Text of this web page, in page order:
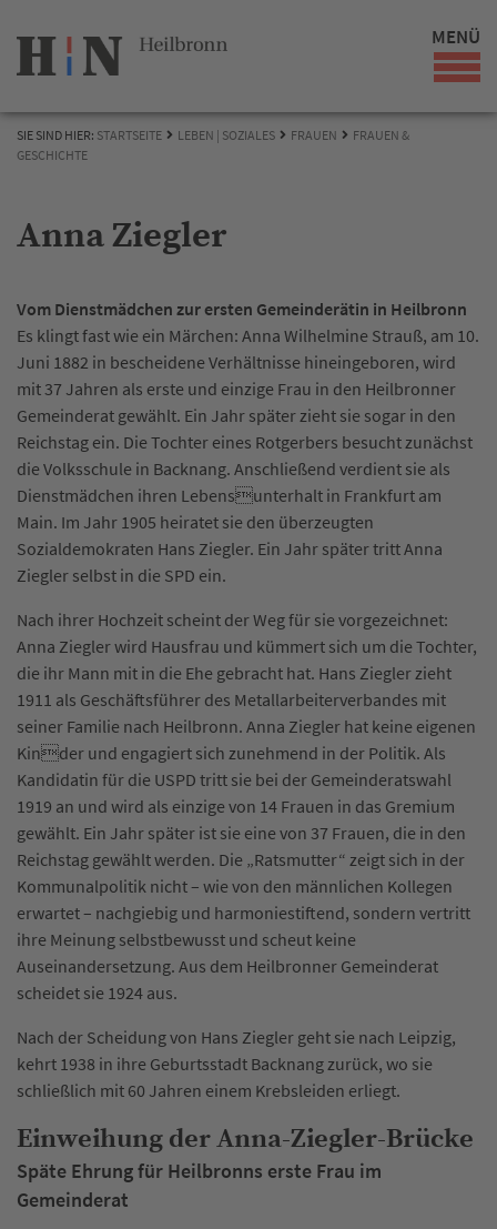
MENÜ
SIE SIND HIER: STARTSEITE LEBEN | SOZIALES FRAUEN
FRAUEN &
GESCHICHTE
Anna Ziegler
Vom Dienstmädchen zur ersten Gemeinderätin in Heilbronn
Es klingt fast wie ein Märchen: Anna Wilhelmine Strauß, am 10.
Juni 1882 in bescheidene Verhältnisse hineingeboren, wird
mit 37 Jahren als erste und einzige Frau in den Heilbronner
Gemeinderat gewählt. Ein Jahr später zieht sie sogar in den
Reichstag ein. Die Tochter eines Rotgerbers besucht zunächst
die Volksschule in Backnang. Anschließend verdient sie als
Dienstmädchen ihren Lebensunterhalt in Frankfurt am
Main. Im Jahr 1905 heiratet sie den überzeugten
Sozialdemokraten Hans Ziegler. Ein Jahr später tritt Anna
Ziegler selbst in die SPD ein.
Nach ihrer Hochzeit scheint der Weg für sie vorgezeichnet:
Anna Ziegler wird Hausfrau und kümmert sich um die Tochter,
die ihr Mann mit in die Ehe gebracht hat. Hans Ziegler zieht
1911 als Geschäftsführer des Metallarbeiterverbandes mit
seiner Familie nach Heilbronn. Anna Ziegler hat keine eigenen
Kinder und engagiert sich zunehmend in der Politik. Als
Kandidatin für die USPD tritt sie bei der Gemeinderatswahl
1919 an und wird als einzige von 14 Frauen in das Gremium
gewählt. Ein Jahr später ist sie eine von 37 Frauen, die in den
Reichstag gewählt werden. Die „Ratsmutter“ zeigt sich in der
Kommunalpolitik nicht – wie von den männlichen Kollegen
erwartet – nachgiebig und harmoniestiftend, sondern vertritt
ihre Meinung selbstbewusst und scheut keine
Auseinandersetzung. Aus dem Heilbronner Gemeinderat
scheidet sie 1924 aus.
Nach der Scheidung von Hans Ziegler geht sie nach Leipzig,
kehrt 1938 in ihre Geburtsstadt Backnang zurück, wo sie
schließlich mit 60 Jahren einem Krebsleiden erliegt.
Einweihung der Anna-Ziegler-Brücke
Späte Ehrung für Heilbronns erste Frau im
Gemeinderat